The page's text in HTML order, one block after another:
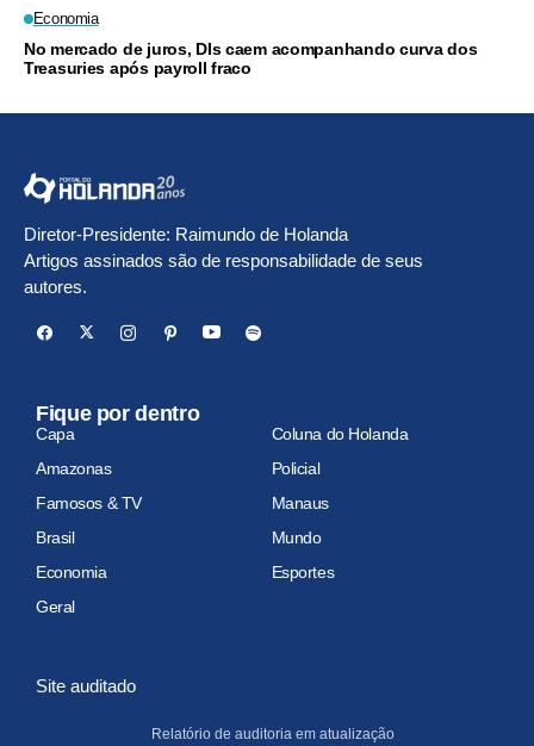
Economia
No mercado de juros, DIs caem acompanhando curva dos
Treasuries após payroll fraco
Diretor-Presidente: Raimundo de Holanda
Artigos assinados são de responsabilidade de seus
autores.
Fique por dentro
Capa
Coluna do Holanda
Amazonas
Policial
Famosos & TV
Manaus
Brasil
Mundo
Economia
Esportes
Geral
Site auditado
Relatório de auditoria em atualização